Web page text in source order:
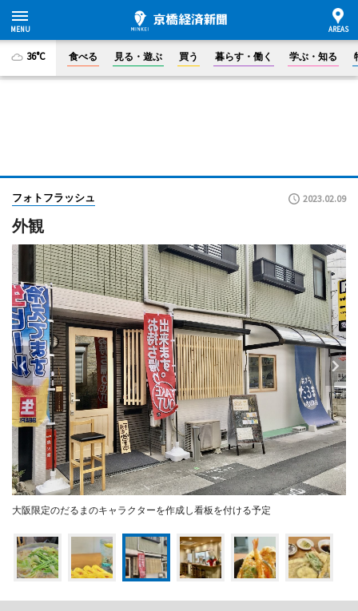
36°C 食べる 見る・遊ぶ 買う 暮らす・働く 学ぶ・知る
フォトフラッシュ 2023.02.09
外観
大阪限定のだるまのキャラクターを作成し看板を付ける予定